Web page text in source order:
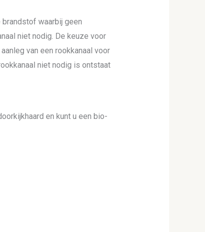
waarbij geen
niet nodig. De keuze voor
van een rookkanaal voor
niet nodig is ontstaat
en kunt u een bio-